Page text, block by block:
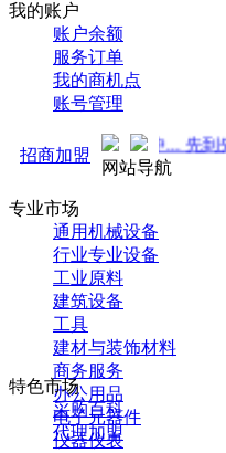
我的账户
账户余额
服务订单
我的商机点
账号管理
招商加盟
火热招商中... 先到先得 ！
网站导航
专业市场
通用机械设备
行业专业设备
工业原料
建筑设备
工具
建材与装饰材料
商务服务
办公用品
电子元器件
仪器仪表
特色市场
采购百科
代理加盟